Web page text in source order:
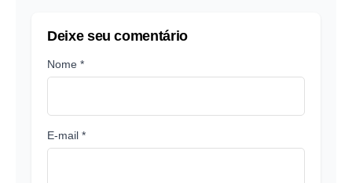
Deixe seu comentário
Nome *
E-mail *